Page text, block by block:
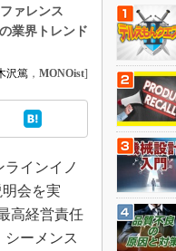
ァレンス
業界トレンド
沢篤 ， MONOist]
インイノ
会を実
高経営責任
シーメンス